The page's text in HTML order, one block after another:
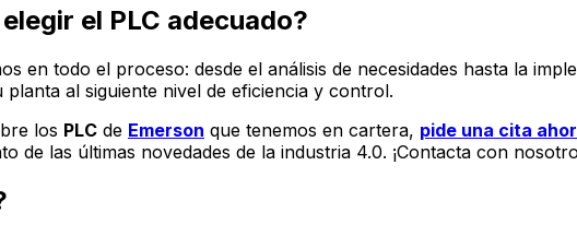
el PLC adecuado?
en todo el proceso: desde el análisis de necesidades hasta la
al siguiente nivel de eficiencia y control.
los PLC de Emerson que tenemos en cartera, pide una cita
de las últimas novedades de la industria 4.0. ¡Contacta con